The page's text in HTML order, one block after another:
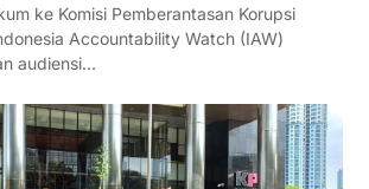
ke Komisi Pemberantasan Korupsi
Accountability Watch (IAW)
audiensi…